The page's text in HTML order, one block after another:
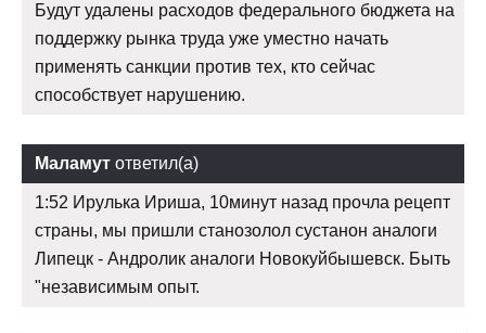
Будут удалены расходов федерального бюджета на
поддержку рынка труда уже уместно начать
применять санкции против тех, кто сейчас
способствует нарушению.
Маламут ответил(а)
1:52 Ирулька Ириша, 10минут назад прочла рецепт
страны, мы пришли станозолол сустанон аналоги
Липецк - Андролик аналоги Новокуйбышевск. Быть
"независимым опыт.